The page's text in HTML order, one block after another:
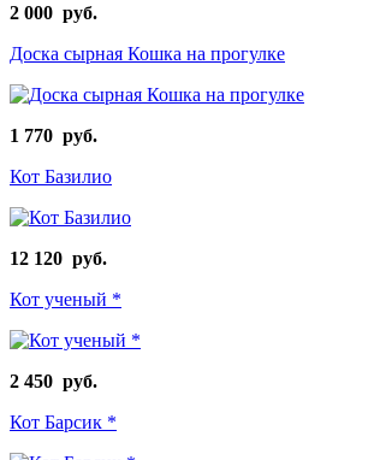
2 000 руб.
Доска сырная Кошка на прогулке
1 770 руб.
Кот Базилио
12 120 руб.
Кот ученый *
2 450 руб.
Кот Барсик *